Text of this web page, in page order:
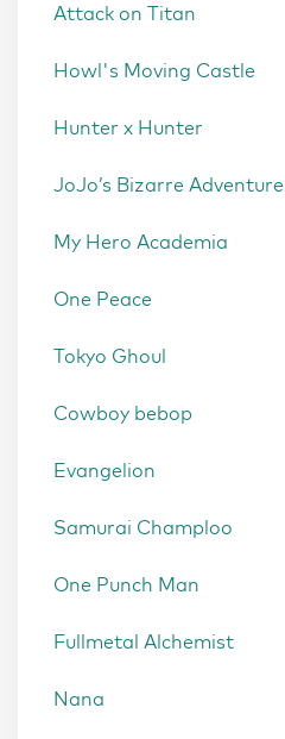
Attack on Titan
Howl's Moving Castle
Hunter x Hunter
JoJo’s Bizarre Adventure
My Hero Academia
One Peace
Tokyo Ghoul
Cowboy bebop
Evangelion
Samurai Champloo
One Punch Man
Fullmetal Alchemist
Nana